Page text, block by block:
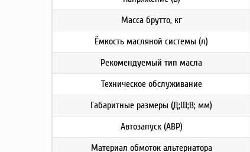
Масса брутто, кг
Ёмкость масляной системы (л)
Рекомендуемый тип масла
Техническое обслуживание
Габаритные размеры (Д;Ш;В; мм)
Автозапуск (АВР)
Материал обмоток альтернатора